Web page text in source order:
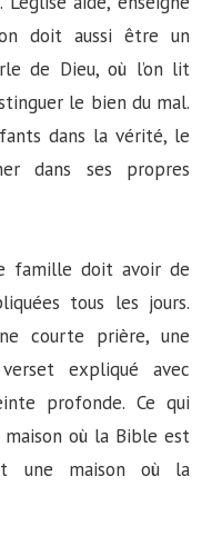
doit aussi être un
de Dieu, où l’on lit
le bien du mal.
dans la vérité, le
dans ses propres
famille doit avoir de
tous les jours.
courte prière, une
expliqué avec
profonde. Ce qui
maison où la Bible est
une maison où la